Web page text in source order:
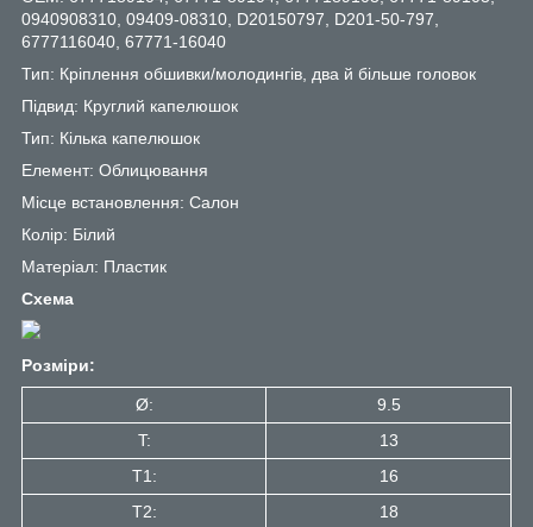
0940908310, 09409-08310, D20150797, D201-50-797,
6777116040, 67771-16040
Тип: Кріплення обшивки/молодингів, два й більше головок
Підвид: Круглий капелюшок
Тип: Кілька капелюшок
Елемент: Облицювання
Місце встановлення: Салон
Колір: Білий
Матеріал: Пластик
Схема
Розміри:
Ø:
9.5
T:
13
T1:
16
Т2:
18